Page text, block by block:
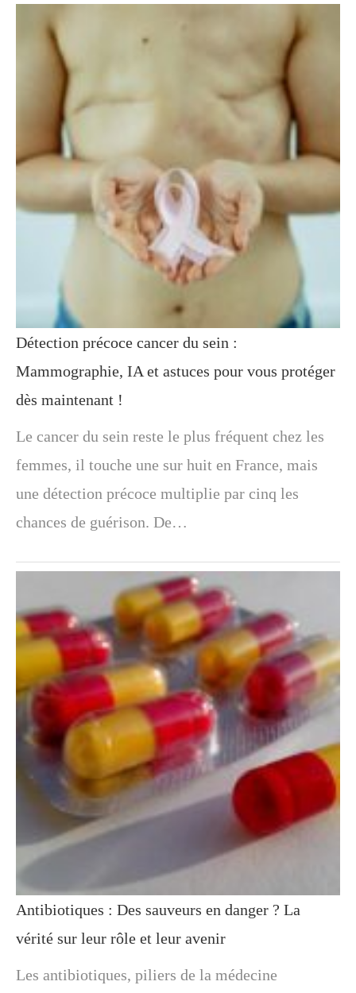
Détection précoce cancer du sein :
Mammographie, IA et astuces pour vous protéger
dès maintenant !
Le cancer du sein reste le plus fréquent chez les
femmes, il touche une sur huit en France, mais
une détection précoce multiplie par cinq les
chances de guérison. De…
Antibiotiques : Des sauveurs en danger ? La
vérité sur leur rôle et leur avenir
Les antibiotiques, piliers de la médecine